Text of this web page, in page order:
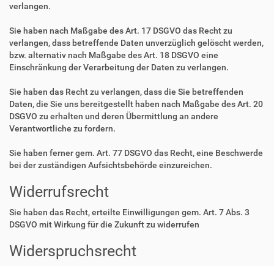
verlangen.
Sie haben nach Maßgabe des Art. 17 DSGVO das Recht zu
verlangen, dass betreffende Daten unverzüglich gelöscht werden,
bzw. alternativ nach Maßgabe des Art. 18 DSGVO eine
Einschränkung der Verarbeitung der Daten zu verlangen.
Sie haben das Recht zu verlangen, dass die Sie betreffenden
Daten, die Sie uns bereitgestellt haben nach Maßgabe des Art. 20
DSGVO zu erhalten und deren Übermittlung an andere
Verantwortliche zu fordern.
Sie haben ferner gem. Art. 77 DSGVO das Recht, eine Beschwerde
bei der zuständigen Aufsichtsbehörde einzureichen.
Widerrufsrecht
Sie haben das Recht, erteilte Einwilligungen gem. Art. 7 Abs. 3
DSGVO mit Wirkung für die Zukunft zu widerrufen
Widerspruchsrecht